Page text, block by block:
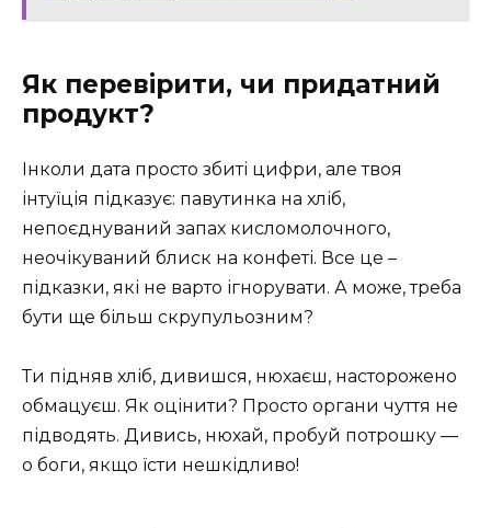
Як перевірити, чи придатний
продукт?
Інколи дата просто збиті цифри, але твоя
інтуїція підказує: павутинка на хліб,
непоєднуваний запах кисломолочного,
неочікуваний блиск на конфеті. Все це –
підказки, які не варто ігнорувати. А може, треба
бути ще більш скрупульозним?
Ти підняв хліб, дивишся, нюхаєш, насторожено
обмацуєш. Як оцінити? Просто органи чуття не
підводять. Дивись, нюхай, пробуй потрошку —
о боги, якщо їсти нешкідливо!